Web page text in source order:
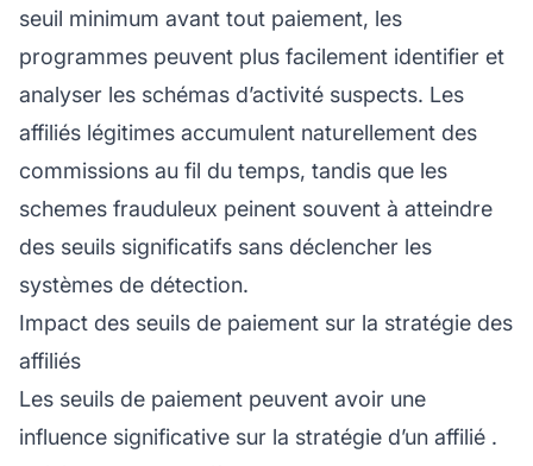
seuil minimum avant tout paiement, les
programmes peuvent plus facilement identifier et
analyser les schémas d’activité suspects. Les
affiliés légitimes accumulent naturellement des
commissions au fil du temps, tandis que les
schemes frauduleux peinent souvent à atteindre
des seuils significatifs sans déclencher les
systèmes de détection.
Impact des seuils de paiement sur la stratégie des
affiliés
Les seuils de paiement peuvent avoir une
influence significative sur la stratégie d’un affilié .